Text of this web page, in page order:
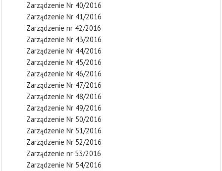
Zarządzenie Nr 40/2016
Zarządzenie Nr 41/2016
Zarządzenie nr 42/2016
Zarządzenie Nr 43/2016
Zarządzenie Nr 44/2016
Zarządzenie Nr 45/2016
Zarządzenie Nr 46/2016
Zarządzenie Nr 47/2016
Zarządzenie Nr 48/2016
Zarządzenie Nr 49/2016
Zarządzenie Nr 50/2016
Zarządzenie Nr 51/2016
Zarządzenie Nr 52/2016
Zarządzenie nr 53/2016
Zarządzenie Nr 54/2016